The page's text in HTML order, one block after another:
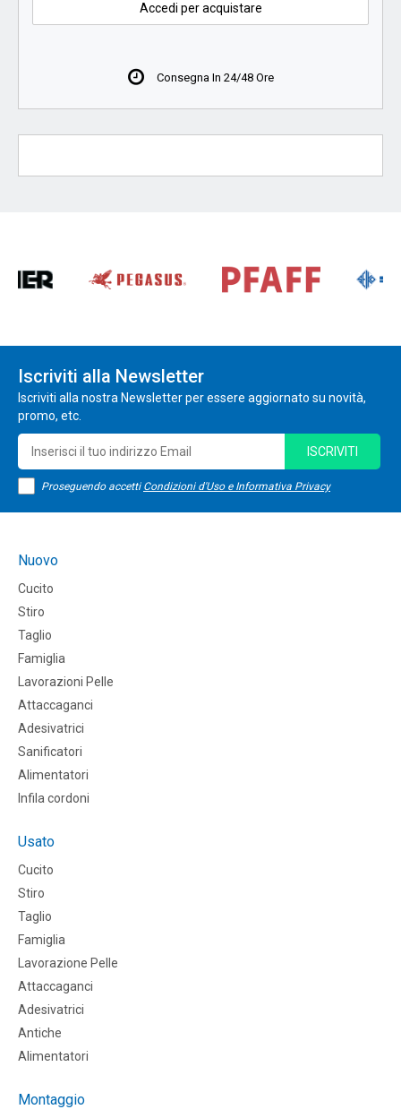
Accedi per acquistare
Consegna In 24/48 Ore
Iscriviti alla Newsletter
Iscriviti alla nostra Newsletter per essere aggiornato su novità,
promo, etc.
Proseguendo accetti Condizioni d'Uso e Informativa Privacy
ISCRIVITI
Nuovo
Cucito
Stiro
Taglio
Famiglia
Lavorazioni Pelle
Attaccaganci
Adesivatrici
Sanificatori
Alimentatori
Infila cordoni
Usato
Cucito
Stiro
Taglio
Famiglia
Lavorazione Pelle
Attaccaganci
Adesivatrici
Antiche
Alimentatori
Montaggio